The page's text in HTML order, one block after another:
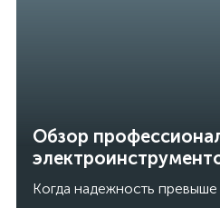
Обзор
Когда надежность превыше